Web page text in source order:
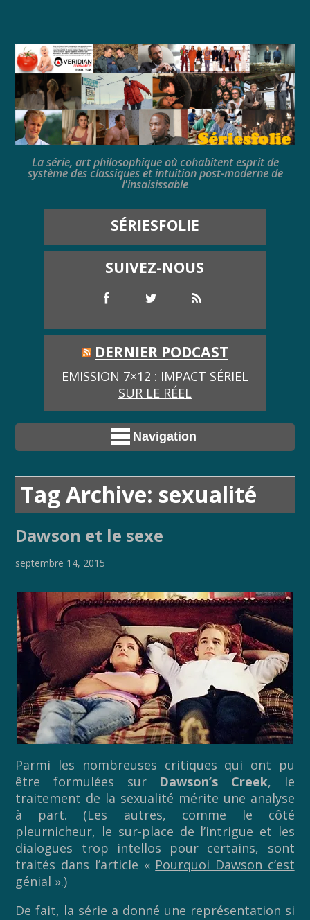
La série, art philosophique où cohabitent esprit de
système des classiques et intuition post-moderne de
l'insaisissable
SÉRIESFOLIE
SUIVEZ-NOUS
DERNIER PODCAST
EMISSION 7×12 : IMPACT SÉRIEL
SUR LE RÉEL
Navigation
Tag Archive: sexualité
Dawson et le sexe
septembre 14, 2015
Parmi les nombreuses critiques qui ont pu
être formulées sur Dawson’s Creek, le
traitement de la sexualité mérite une analyse
à part. (Les autres, comme le côté
pleurnicheur, le sur-place de l’intrigue et les
dialogues trop intellos pour certains, sont
traités dans l’article « Pourquoi Dawson c’est
génial ».)
De fait, la série a donné une représentation si